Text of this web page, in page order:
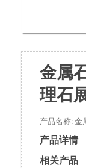
金属
理石
产品名称: 金
产品详情
相关产品